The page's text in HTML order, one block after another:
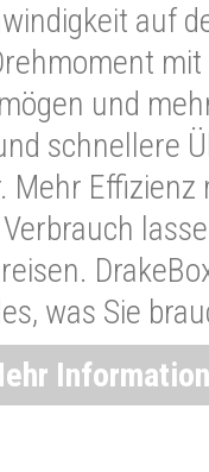
auf
und
schnellere
Mehr Effizienz
was Sie